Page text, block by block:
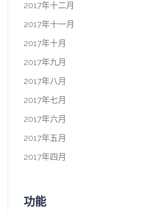
2017年十二月
2017年十一月
2017年十月
2017年九月
2017年八月
2017年七月
2017年六月
2017年五月
2017年四月
功能